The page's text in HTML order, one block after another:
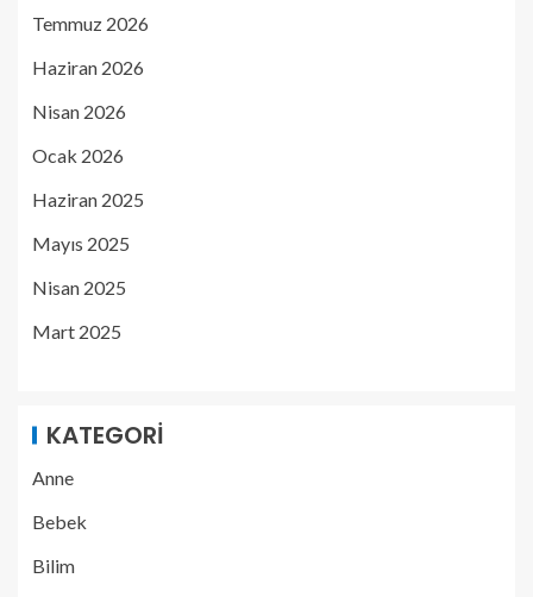
Temmuz 2026
Haziran 2026
Nisan 2026
Ocak 2026
Haziran 2025
Mayıs 2025
Nisan 2025
Mart 2025
KATEGORI
Anne
Bebek
Bilim